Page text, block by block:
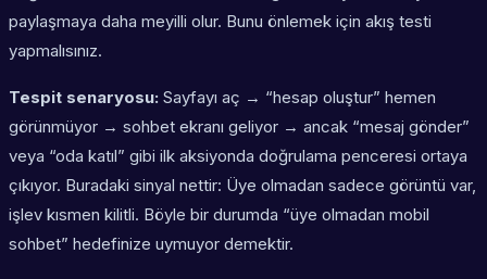
paylaşmaya daha meyilli olur. Bunu önlemek için akış testi
yapmalısınız.
Tespit senaryosu: Sayfayı aç → “hesap oluştur” hemen
görünmüyor → sohbet ekranı geliyor → ancak “mesaj gönder”
veya “oda katıl” gibi ilk aksiyonda doğrulama penceresi ortaya
çıkıyor. Buradaki sinyal nettir: Üye olmadan sadece görüntü var,
işlev kısmen kilitli. Böyle bir durumda “üye olmadan mobil
sohbet” hedefinize uymuyor demektir.